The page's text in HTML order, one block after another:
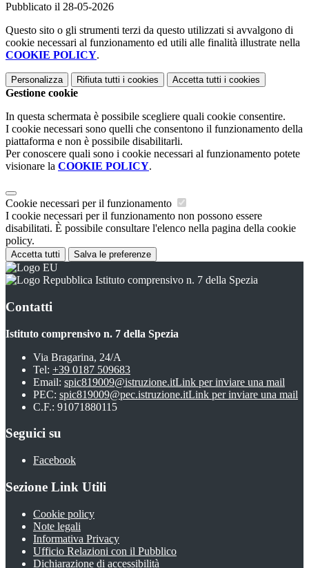
Pubblicato il 28-05-2026
Questo sito o gli strumenti terzi da questo utilizzati si avvalgono di
cookie necessari al funzionamento ed utili alle finalità illustrate nella
COOKIE POLICY.
Personalizza Rifiuta tutti i cookies Accetta tutti i cookies
Gestione cookie
In questa schermata è possibile scegliere quali cookie consentire.
I cookie necessari sono quelli che consentono il funzionamento della
piattaforma e non è possibile disabilitarli.
Per conoscere quali sono i cookie necessari al funzionamento potete
visionare la COOKIE POLICY.
Cookie necessari per il funzionamento
I cookie necessari per il funzionamento non possono essere
disabilitati. È possibile consultare l'elenco nella pagina della cookie
policy.
Accetta tutti Salva le preferenze
Istituto comprensivo n. 7 della Spezia
Contatti
Istituto comprensivo n. 7 della Spezia
Via Bragarina, 24/A
Tel: +39 0187 509683
Email: spic819009@istruzione.itLink per inviare una mail
PEC: spic819009@pec.istruzione.itLink per inviare una mail
C.F.: 91071880115
Seguici su
Facebook
Sezione Link Utili
Cookie policy
Note legali
Informativa Privacy
Ufficio Relazioni con il Pubblico
Dichiarazione di accessibilità